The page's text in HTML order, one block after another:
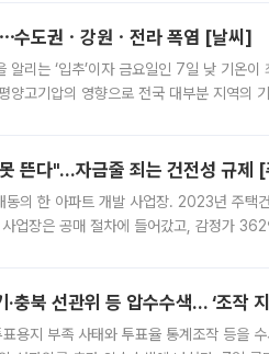
수도권ㆍ강원ㆍ전라 폭염 [날씨]
알리는 ‘입추’이자 금요일인 7일 낮 기온
양고기압의 영향으로 전국 대부분 지역의
뜬다"…자금줄 죄는 건전성 규
동의 한 아파트 개발 사업장. 2023년 주택
업장은 공매 절차에 들어갔고, 감정가
·충북 선관위 등 압수수색… ‘조작
용지 부족 사태와 투표율 통계조작 등을